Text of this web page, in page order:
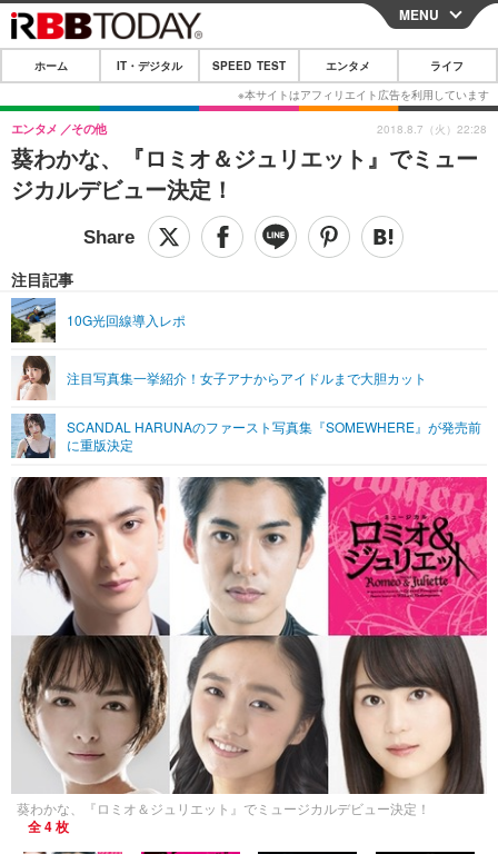
CLOSE
ホーム
IT・デジタル
IT・デジタルTOP スマートフォン
ショッピング その他
SPEED TEST
エンタメTOP 映画・ドラマ
グラビア ブログ
ショッピング その他
ライフTOP
リリース一覧
プッシュ通知の停止方法
MENU
ホーム IT・デジタル SPEED TEST エンタメ ライフ
葵わかな、『ロミオ＆ジュリエット』でミュー
ジカルデビュー決定！
エンタメ その他
注目記事
10G光回線導入レポ
注目写真集一挙紹介！女子アナからアイドルまで大胆カット
SCANDAL HARUNAのファースト写真集『SOMEWHERE』が発売前
に重版決定
2018.8.7（火）22:28
葵わかな、『ロミオ＆ジュリエット』でミュージカルデビュー決定！
全 4 枚